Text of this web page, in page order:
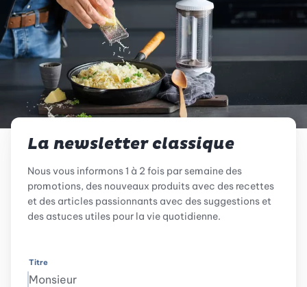
La newsletter classique
Nous vous informons 1 à 2 fois par semaine des
promotions, des nouveaux produits avec des recettes
et des articles passionnants avec des suggestions et
des astuces utiles pour la vie quotidienne.
Titre
Monsieur